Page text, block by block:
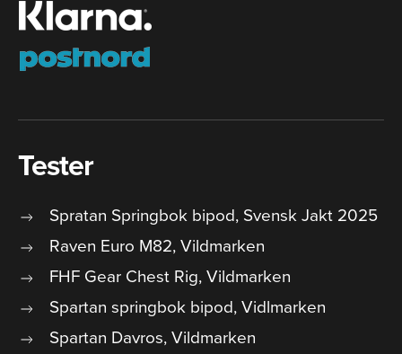
Tester
Spratan Springbok bipod, Svensk Jakt 2025
Raven Euro M82, Vildmarken
FHF Gear Chest Rig, Vildmarken
Spartan springbok bipod, Vidlmarken
Spartan Davros, Vildmarken